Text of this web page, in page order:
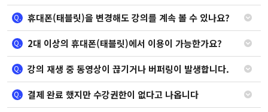
Q. 휴대폰(태블릿)을 변경해도 강의를 계속 볼 수 있나요?
Q. 2대 이상의 휴대폰(태블릿)에서 이용이 가능한가요?
Q. 강의 재생 중 동영상이 끊기거나 버퍼링이 발생합니다.
Q. 결제 완료 했지만 수강권한이 없다고 나옵니다